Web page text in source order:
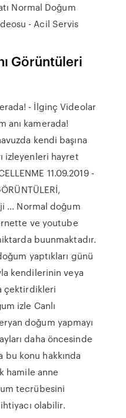
Normal Doğum
- Acil Servis
Görüntüleri
- İlginç Videolar
anı kamerada!
kendi başına
izleyenleri hayret
11.09.2019 -
... Normal doğum
ve youtube
buunmaktadır.
yaptıkları günü
kendilerinin veya
çektirdikleri
izle Canlı
doğum yapmayı
daha öncesinde
bu konu hakkında
hamile anne
tecrübesini
olabilir.